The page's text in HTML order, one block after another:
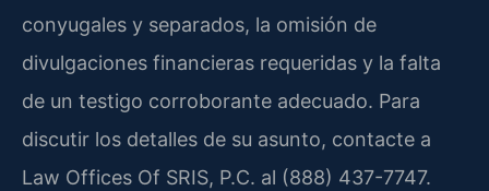
conyugales y separados, la omisión de
divulgaciones financieras requeridas y la falta
de un testigo corroborante adecuado. Para
discutir los detalles de su asunto, contacte a
Law Offices Of SRIS, P.C. al (888) 437-7747.